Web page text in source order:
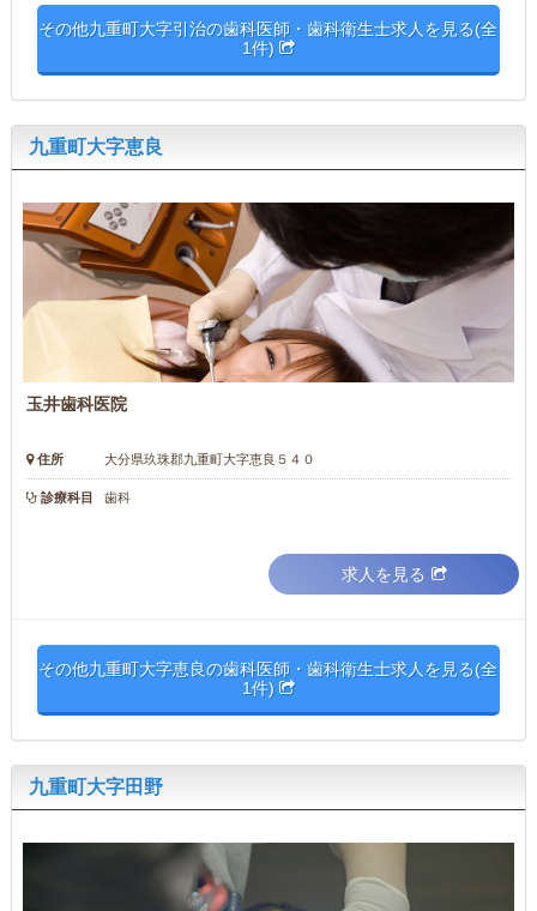
その他九重町大字引治の歯科医師・歯科衛生士求人を見る(全
1件)
九重町大字恵良
玉井歯科医院
住所 大分県玖珠郡九重町大字恵良５４０
診療科目 歯科
求人を見る
その他九重町大字恵良の歯科医師・歯科衛生士求人を見る(全
1件)
九重町大字田野